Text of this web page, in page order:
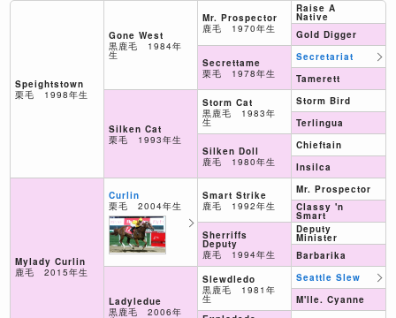
Speightstown
栗毛 1998年生
Mylady Curlin
鹿毛 2015年生
Gone West
黒鹿毛 1984年
生
Silken Cat
栗毛 1993年生
Curlin
栗毛 2004年生
Ladyledue
黒鹿毛 2006年
Mr. Prospector
鹿毛 1970年生
Secrettame
栗毛 1978年生
Storm Cat
黒鹿毛 1983年
生
Silken Doll
鹿毛 1980年生
Smart Strike
鹿毛 1992年生
Sherriffs
Deputy
鹿毛 1994年生
Slewdledo
黒鹿毛 1981年
生
Raise A
Native
Gold Digger
Secretariat
Tamerett
Storm Bird
Terlingua
Chieftain
Insilca
Mr. Prospector
Classy 'n
Smart
Deputy
Minister
Barbarika
Seattle Slew
M'lle. Cyanne